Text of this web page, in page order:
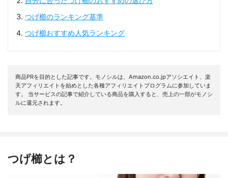
つげ櫛のランキング基準
つげ櫛おすすめ人気ランキング
商品PRを目的とした記事です。モノシルは、Amazon.co.jpアソシエイト、楽
天アフィリエイトを始めとした各種アフィリエイトプログラムに参加していま
す。 当サービスの記事で紹介している商品を購入すると、売上の一部がモノシ
ルに還元されます。
つげ櫛とは？